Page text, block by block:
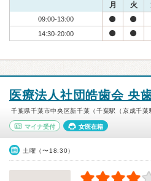
月 火
09:00-13:00
14:30-20:00
医療法人社団皓歯会 央
千葉県千葉市中央区新千葉（千葉駅（京成千葉
マイナ受付 女医在籍
土曜（〜18:30）